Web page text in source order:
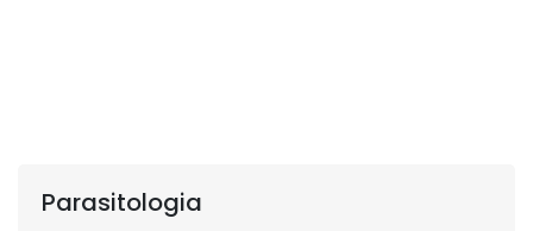
Parasitologia